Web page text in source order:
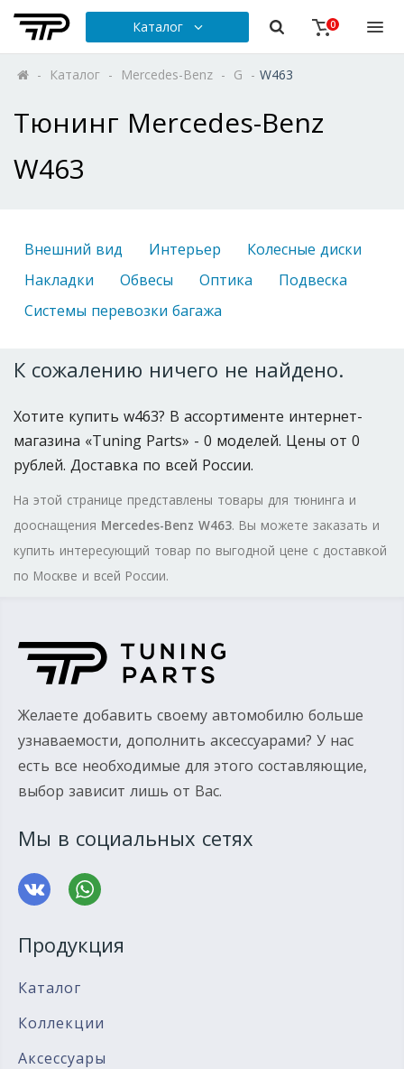
Каталог 0
- Каталог - Mercedes-Benz - G - W463
Тюнинг Mercedes-Benz
W463
Внешний вид Интерьер
Колесные диски
Накладки
Обвесы Оптика
Подвеска
Системы перевозки багажа
К сожалению ничего не найдено.
Хотите купить w463? В ассортименте интернет-
магазина «Tuning Parts» - 0 моделей. Цены от 0
рублей. Доставка по всей России.
На этой странице представлены товары для тюнинга и
дооснащения Mercedes-Benz W463. Вы можете заказать и
купить интересующий товар по выгодной цене с доставкой
по Москве и всей России.
Желаете добавить своему автомобилю больше
узнаваемости, дополнить аксессуарами? У нас
есть все необходимые для этого составляющие,
выбор зависит лишь от Вас.
Мы в социальных сетях
Продукция
Каталог
Коллекции
Аксессуары